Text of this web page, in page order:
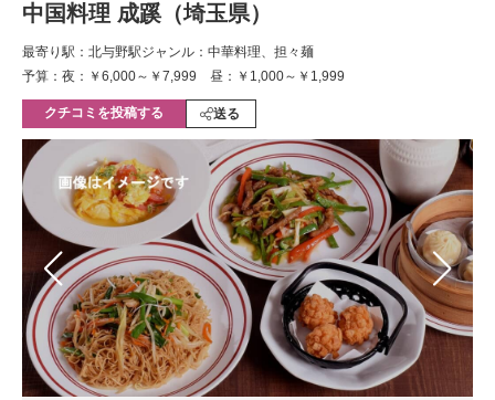
住まい 教育・育児
動物 リサーチ
会員記事
メディア
注目記事を集めた総合ページ
ITの今と未来を見通す
スマホと通信の最新トレンド
進化するPCとデバイスの未来
中国料理 成蹊（埼玉県）
最寄り駅：北与野駅ジャンル：中華料理、担々麺
予算：夜：￥6,000～￥7,999 昼：￥1,000～￥1,999
クチコミを投稿する 送る